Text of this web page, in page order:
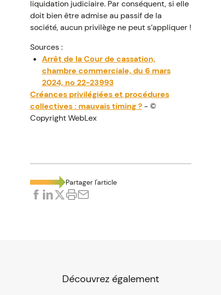
liquidation judiciaire. Par conséquent, si elle
doit bien être admise au passif de la
société, aucun privilège ne peut s’appliquer !
Sources :
Arrêt de la Cour de cassation,
chambre commerciale, du 6 mars
2024, no 22-23993
Créances privilégiées et procédures
collectives : mauvais timing ?- ©
Copyright WebLex
Partager l'article
Découvrez également